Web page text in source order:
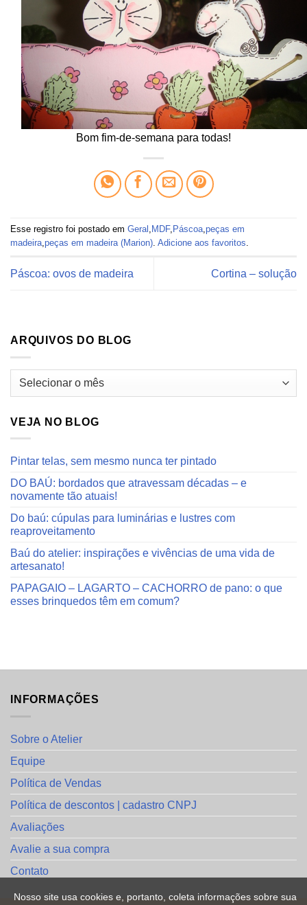
Bom fim-de-semana para todas!
Esse registro foi postado em Geral , MDF, Páscoa,peças em
madeira,peças em madeira (Marion). Adicione aos favoritos.
Páscoa: ovos de madeira Cortina – solução
ARQUIVOS DO BLOG
Arquivos
VEJA NO BLOG
Pintar telas, sem mesmo nunca ter pintado
DO BAÚ: bordados que atravessam décadas – e
novamente tão atuais!
Do baú: cúpulas para luminárias e lustres com
reaproveitamento
Baú do atelier: inspirações e vivências de uma vida de
artesanato!
PAPAGAIO – LAGARTO – CACHORRO de pano: o que
esses brinquedos têm em comum?
INFORMAÇÕES
Sobre o Atelier
Equipe
Política de Vendas
Política de descontos | cadastro CNPJ
Avaliações
Avalie a sua compra
Contato
Nosso site usa cookies e, portanto, coleta informações sobre sua